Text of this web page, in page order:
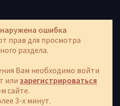
ошибка
прав для просмотра
раздела.
Вам необходимо войти
или зарегистрироваться
сайте.
3-х минут.